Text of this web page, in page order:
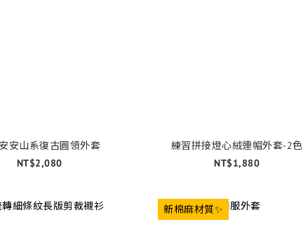
安山系復古圓領外套
NT$2,080
練習拼接燈心絨連帽外套-2色
NT$1,880
新棉麻材質✨